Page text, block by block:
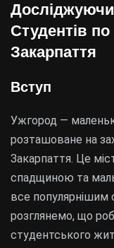
Студентів
Закарпаття
Вступ
Ужгород —
розташоване на
Закарпаття. Це
спадщиною та
все популярнішим
розглянемо, що
студентського